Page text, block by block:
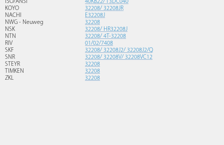
ISO/ANSI
40KB22/ T3DC040
KOYO
32208/ 32208JR
NACHI
E32208J
NWG - Neuweg
32208
NSK
32208/ HR32208J
NTN
32208/ 4T-32208
RIV
01/02/7408
SKF
32208/ 32208J2/ 32208J2/Q
SNR
32208/ 32208V/ 32208VC12
STEYR
32208
TIMKEN
32208
ZKL
32208